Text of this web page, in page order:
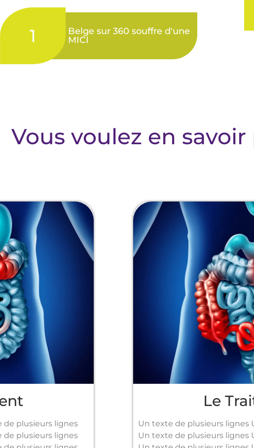
1
Belge sur 360 souffre d'une
MICI
Vous voulez en savoir
de plusieurs lignes
de plusieurs lignes
Le
Un texte de plusieurs lignes
Un texte de plusieurs lignes